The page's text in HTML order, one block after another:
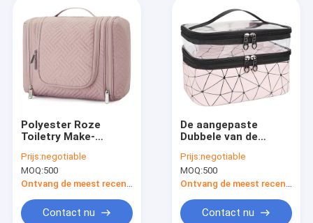
Producten
Over ons
Fabrieksreis
Vraag een offerte aan
Polyester Roze
Toiletry Make-
Bestand het Water
van Organisatorwith
hanging hook
Prijs:negotiable
MOQ:500
Ontvang de meest recente Prijs
Contact nu
De aangepaste
Dubbele van de
Laagmake-up van de
Reis Kosmetische
Gevallen Organisator
Prijs:negotiable
MOQ:500
Ontvang de meest recente Prijs
Contact nu